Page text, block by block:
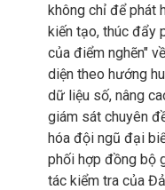
không chỉ để phát
kiến tạo, thúc đẩy
của điểm nghẽn"
diện theo hướng
dữ liệu số, nâng
giám sát chuyên
hóa đội ngũ đại
phối hợp đồng bộ
tác kiểm tra của